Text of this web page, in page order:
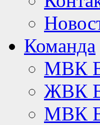
Команда
МВК
ЖВК
МВК